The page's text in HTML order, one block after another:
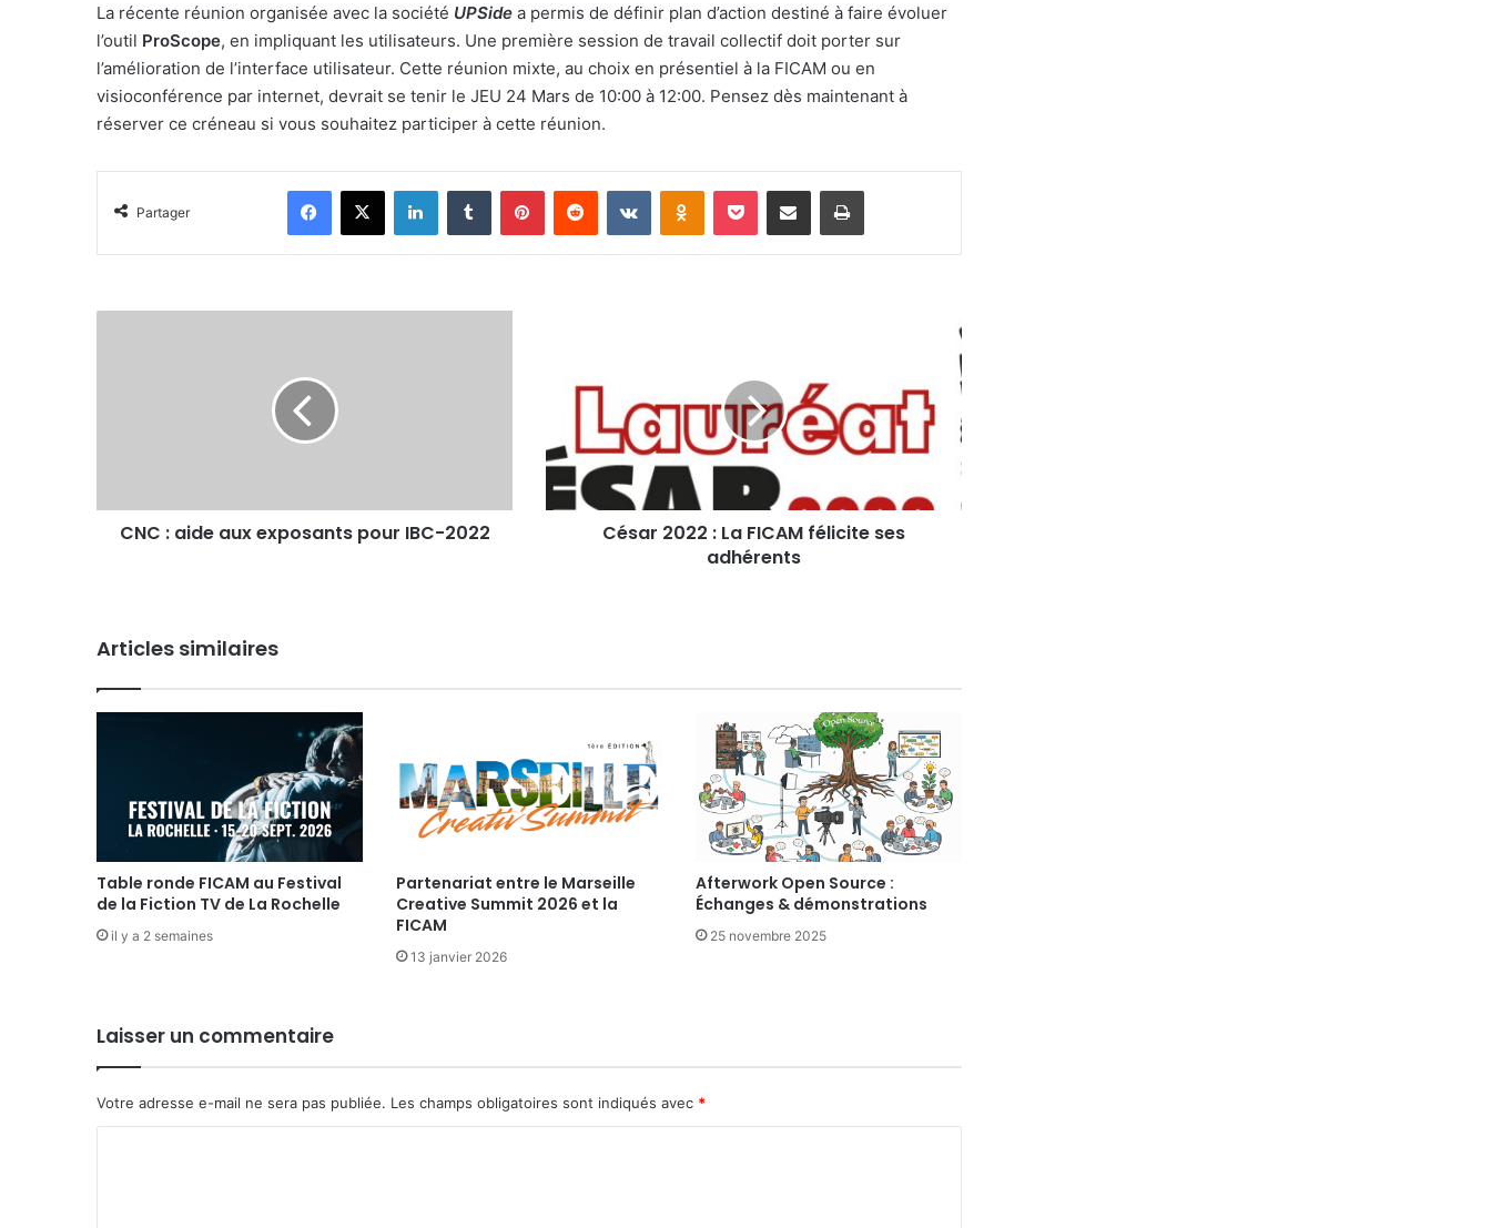
La récente réunion organisée avec la société UPSide a permis de définir plan d’action destiné à faire évoluer
l’outil ProScope, en impliquant les utilisateurs. Une première session de travail collectif doit porter sur
l’amélioration de l’interface utilisateur. Cette réunion mixte, au choix en présentiel à la FICAM ou en
visioconférence par internet, devrait se tenir le JEU 24 Mars de 10:00 à 12:00. Pensez dès maintenant à
réserver ce créneau si vous souhaitez participer à cette réunion.
Partager
Facebook
X LinkedinTumblr PinterestReddit VKontakteOdnoklassniki
Pocket Partager par email Imprimer
CNC : aide aux exposants pour IBC-2022
ses
adhérents
César 2022 : La FICAM félicite ses
adhérents
Articles similaires
Table ronde FICAM au Festival
de la Fiction TV de La Rochelle
il y a 2 semaines
Partenariat entre le Marseille
Creative Summit 2026 et la
FICAM
13 janvier 2026
Afterwork Open Source :
Échanges & démonstrations
25 novembre 2025
Laisser un commentaire
Votre adresse e-mail ne sera pas publiée. Les champs obligatoires sont indiqués avec *